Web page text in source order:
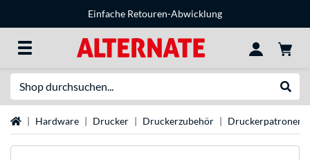
Einfache Retouren-Abwicklung
StartseiteHardware Drucker Druckerzubehör Druckerpatronen